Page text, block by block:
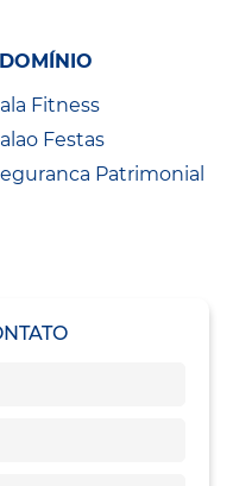
Fitness
Festas
Patrimonial